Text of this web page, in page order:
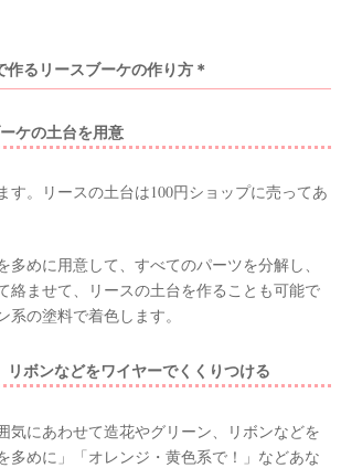
作るリースブーケの作り方＊
ケの土台を用意
す。リースの土台は100円ショップに売ってあ
多めに用意して、すべてのパーツを分解し、
絡ませて、リースの土台を作ることも可能で
の塗料で着色します。
リボンなどをワイヤーでくくりつける
気にあわせて造花やグリーン、リボンなどを
多めに」「オレンジ・黄色系で！」などあな